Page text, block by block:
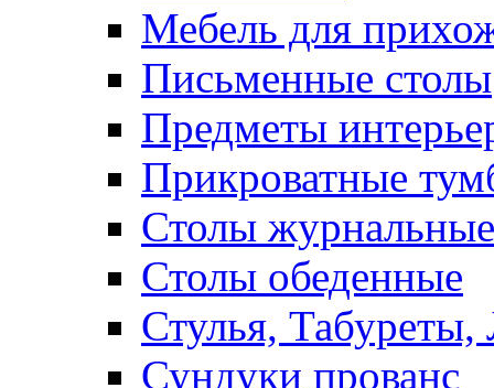
Мебель для
Письменные столы
Предметы
Прикроватные
Столы журнальные
Столы обеденные
Стулья, Табуреты,
Сундуки прованс